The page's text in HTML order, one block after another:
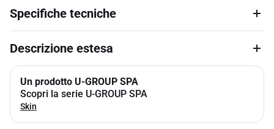
Specifiche tecniche
Descrizione estesa
Un prodotto U-GROUP SPA
Scopri la serie U-GROUP SPA
Skin